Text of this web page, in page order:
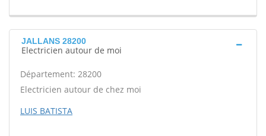
JALLANS 28200
Electricien autour de moi
Département: 28200
Electricien autour de chez moi
LUIS BATISTA